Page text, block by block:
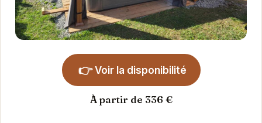
👉 Voir la disponibilité
À partir de 336 €